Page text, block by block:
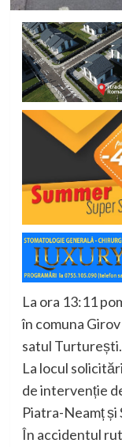
La ora 13:11
în comuna
satul Turturești.
La locul
de intervenție
Piatra-Neamț și
În accidentul